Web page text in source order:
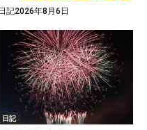
日記2026年8月6日
日記